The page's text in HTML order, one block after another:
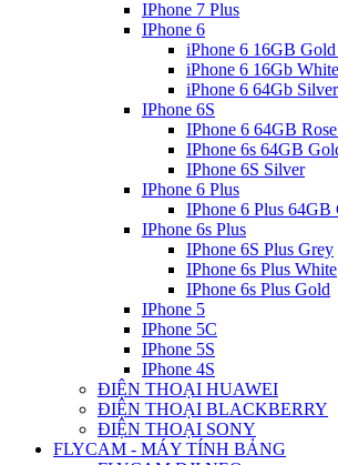
IPhone 7 Plus
IPhone 6
iPhone 6 16GB
iPhone 6 16Gb
iPhone 6 64Gb
IPhone 6S
IPhone 6 64GB
IPhone 6s 64GB
IPhone 6S Silver
IPhone 6 Plus
IPhone 6 Plus 64GB
IPhone 6s Plus
IPhone 6S Plus Grey
IPhone 6s Plus White
IPhone 6s Plus Gold
IPhone 5
IPhone 5C
IPhone 5S
IPhone 4S
ĐIỆN THOẠI HUAWEI
ĐIỆN THOẠI BLACKBERRY
ĐIỆN THOẠI SONY
FLYCAM - MÁY TÍNH BẢNG